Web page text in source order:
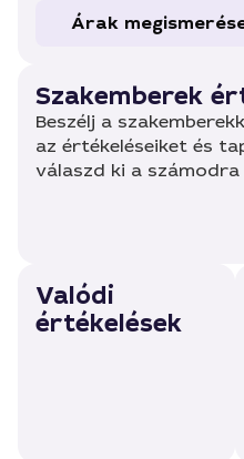
Árak
Szakemberek
Beszélj a
az értékeléseiket és
válaszd ki a
Valódi
értékelések